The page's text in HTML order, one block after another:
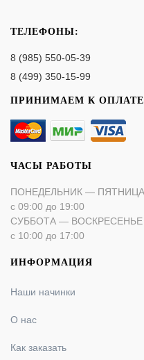
ТЕЛЕФОНЫ:
8 (985) 550-05-39
8 (499) 350-15-99
ПРИНИМАЕМ К
ЧАСЫ РАБОТЫ
ПОНЕДЕЛЬНИК — ПЯТНИЦА
с 09:00 до 19:00
СУББОТА — ВОСКРЕСЕНЬЕ
с 10:00 до 17:00
ИНФОРМАЦИЯ
Наши начинки
О нас
Как заказать